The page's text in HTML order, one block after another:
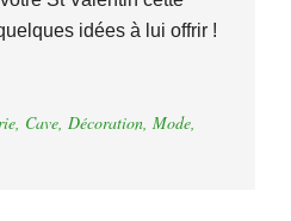
idées à lui offrir !
Cave Décoration Mode